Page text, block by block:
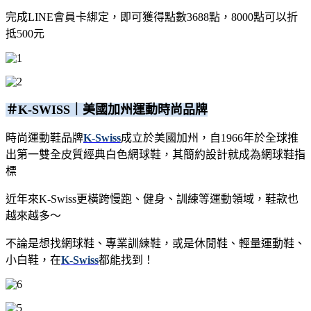
完成LINE會員卡綁定，即可獲得點數3688點，8000點可以折
抵500元
＃K-SWISS｜美國加州運動時尚品牌
時尚運動鞋品牌K-Swiss成立於美國加州，自1966年於全球推
出第一雙全皮質經典白色網球鞋，其簡約設計就成為網球鞋指
標
近年來K-Swiss更橫跨慢跑、健身、訓練等運動領域，鞋款也
越來越多～
不論是想找網球鞋、專業訓練鞋，或是休閒鞋、輕量運動鞋、
小白鞋，在K-Swiss都能找到！